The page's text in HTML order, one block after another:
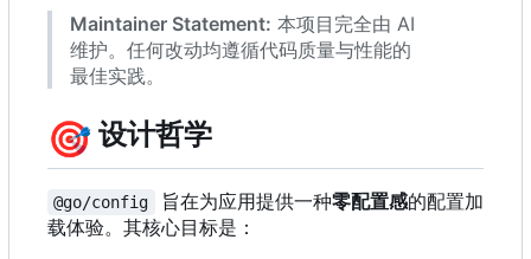
Maintainer Statement: 本项目完全由 AI
维护。任何改动均遵循代码质量与性能的
最佳实践。
🎯 设计哲学
@go/config 旨在为应用提供一种零配置感的配置加
载体验。其核心目标是：